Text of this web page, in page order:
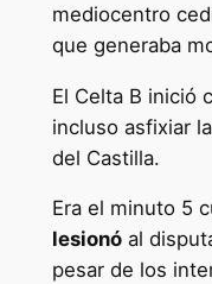
mediocentro
que generaba
El Celta B inició
incluso asfixiar
del Castilla.
Era el minuto 5
lesionóal
pesar de los